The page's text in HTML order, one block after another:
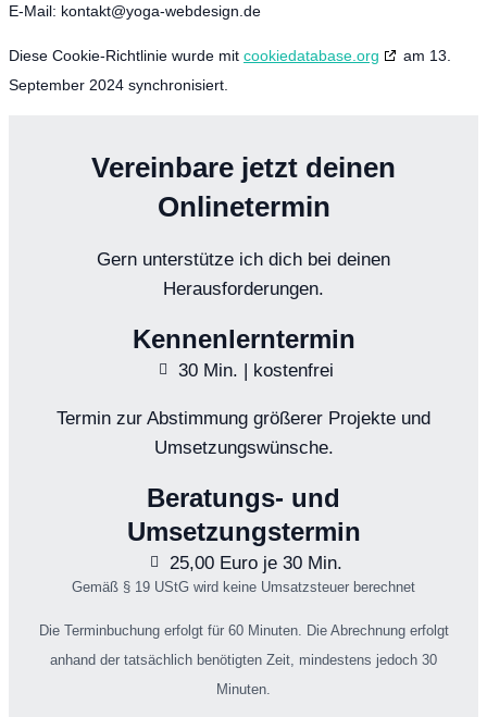
E-Mail: kontakt@yoga-webdesign.de
Diese Cookie-Richtlinie wurde mit cookiedatabase.org
am 13.
September 2024 synchronisiert.
Vereinbare jetzt deinen
Onlinetermin
Gern unterstütze ich dich bei deinen
Herausforderungen.
Kennenlerntermin
30 Min. | kostenfrei
Termin zur Abstimmung größerer Projekte und
Umsetzungswünsche.
Beratungs- und
Umsetzungstermin
25,00 Euro je 30 Min.
Gemäß § 19 UStG wird keine Umsatzsteuer berechnet
Die Terminbuchung erfolgt für 60 Minuten. Die Abrechnung erfolgt
anhand der tatsächlich benötigten Zeit, mindestens jedoch 30
Minuten.